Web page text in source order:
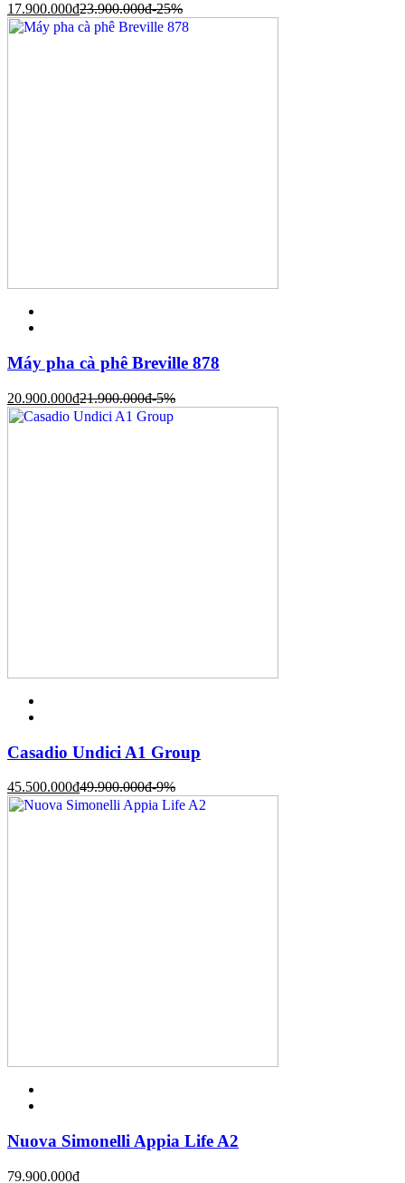
17.900.000đ23.900.000đ-25%
Máy pha cà phê Breville 878
20.900.000đ21.900.000đ-5%
Casadio Undici A1 Group
45.500.000đ49.900.000đ-9%
Nuova Simonelli Appia Life A2
79.900.000đ